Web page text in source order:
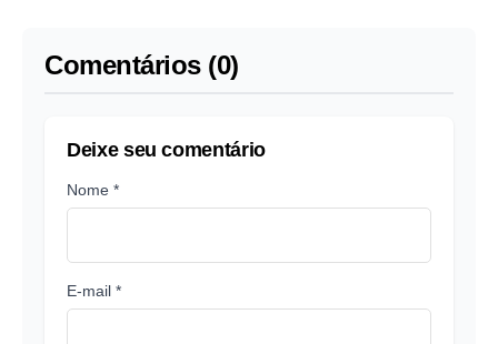
Comentários (0)
Deixe seu comentário
Nome *
E-mail *